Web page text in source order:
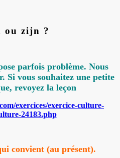
ou zijn ?
parfois problème. Nous
Si vous souhaitez une petite
revoyez la leçon
exercices/exercice-culture-
24183.php
convient (au présent).